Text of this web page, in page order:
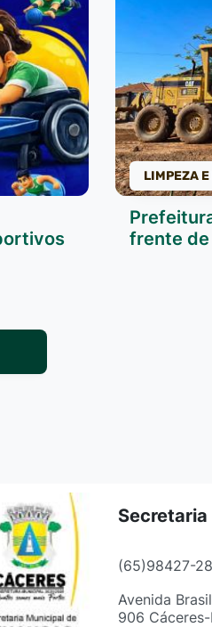
LIMPEZA
frente
(65)98427-
Avenida
906